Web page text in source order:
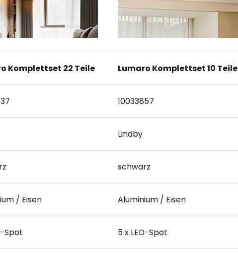
Komplettset 22 Teile Lumaro Komplettset 10 Teile
10033857
Lindby
schwarz
/ Eisen Aluminium / Eisen
Spot 5 x LED-Spot